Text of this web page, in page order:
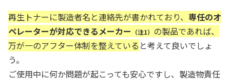
再生トナーに製造者名と連絡先が書かれており、 専任のオ
ペレーターが対応できるメーカー （注1） の製品であれば、
万が一のアフター体制を整えている と考えて良いでしょ
う。
ご使用中に何か問題が起こっても安心ですし、製造物責任